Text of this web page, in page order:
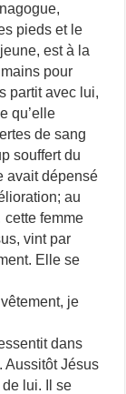
pieds et le
est à la
pour
partit avec lui,
qu’elle
de sang
souffert du
avait dépensé
au
femme
vint par
Elle se
je
dans
Aussitôt Jésus
de lui. Il se